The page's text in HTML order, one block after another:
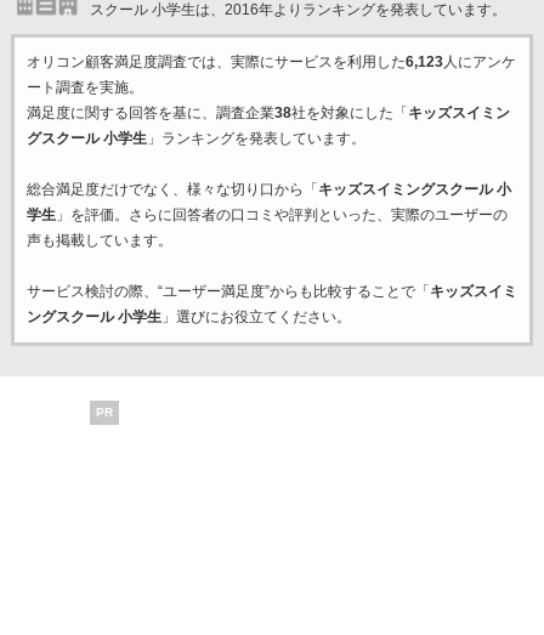
スクール 小学生は、2016年よりランキングを発表しています。
オリコン顧客満足度調査では、実際にサービスを利用した6,123人にアンケ
ート調査を実施。
満足度に関する回答を基に、調査企業38社を対象にした「 キッズスイミン
グスクール 小学生」ランキングを発表しています。
総合満足度だけでなく、様々な切り口から「 キッズスイミングスクール 小
学生」を評価。さらに回答者の口コミや評判といった、実際のユーザーの
声も掲載しています。
サービス検討の際、“ユーザー満足度”からも比較することで「 キッズスイミ
ングスクール 小学生」選びにお役立てください。
PR